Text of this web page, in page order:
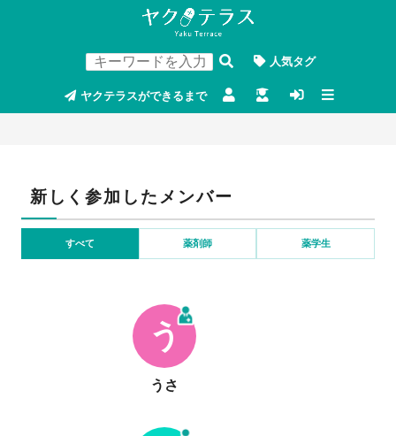
人気タグ
ヤクテラスができるまで
新しく参加したメンバー
すべて 薬剤師 薬学生
う
うさ